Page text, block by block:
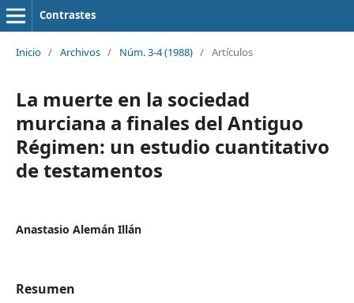
Contrastes
Inicio / Archivos / Núm. 3-4 (1988) / Artículos
La muerte en la sociedad
murciana a finales del Antiguo
Régimen: un estudio cuantitativo
de testamentos
Anastasio Alemán Illán
Resumen